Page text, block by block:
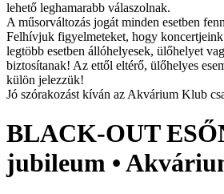
lehető leghamarabb válaszolnak.
A műsorváltozás jogát minden esetben
Felhívjuk figyelmeteket, hogy koncertjeink
legtöbb esetben állóhelyesek, ülőhelyet
biztosítanak! Az ettől eltérő, ülőhelyes
külön jelezzük!
Jó szórakozást kíván az Akvárium Klub
BLACK-OUT
jubileum •